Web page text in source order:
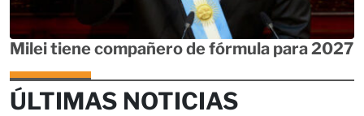
Milei tiene compañero de fórmula para 2027
ÚLTIMAS NOTICIAS